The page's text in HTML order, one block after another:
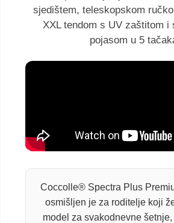
sjedištem, teleskopskom
XXL tendom s UV zaštitom i
pojasom u 5
Coccolle® Spectra Plus
osmišljen je za roditelje koji
model za svakodnevne